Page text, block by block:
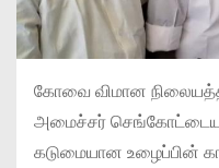
கோவை விமான
அமைச்சர்
கடுமையான உழைப்பின்